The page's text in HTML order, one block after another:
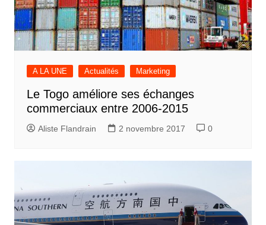
A LA UNE Actualités Marketing
Le Togo améliore ses échanges
commerciaux entre 2006-2015
Aliste Flandrain 2 novembre 2017 0